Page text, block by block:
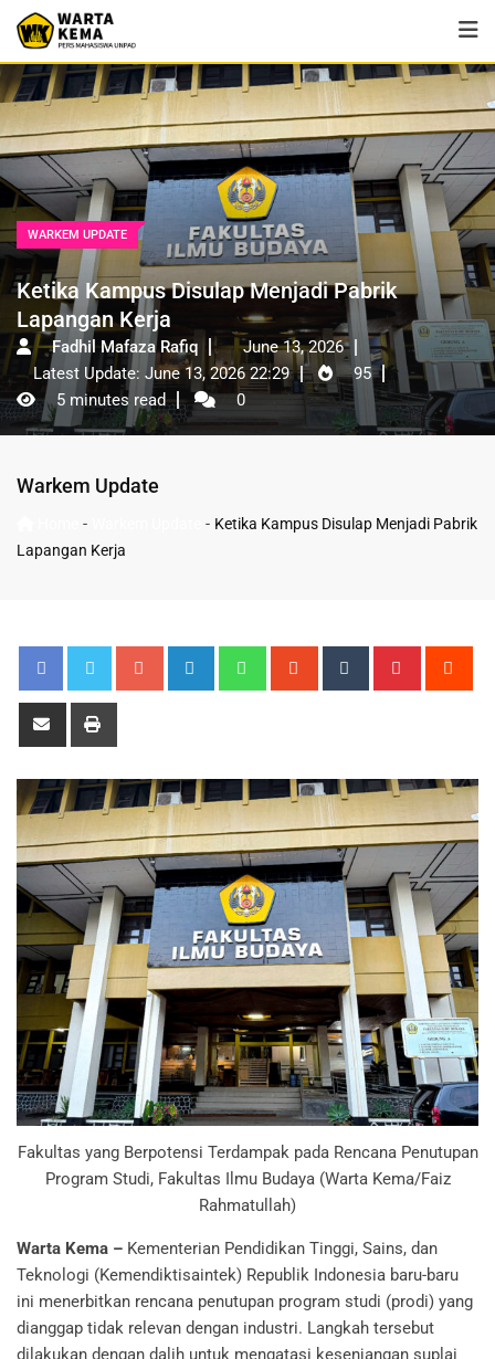
WARKEM UPDATE
Ketika Kampus Disulap Menjadi Pabrik
Lapangan Kerja
Fadhil Mafaza Rafiq
June 13, 2026
Latest Update: June 13, 2026 22:29
95
5 minutes read
0
Warkem Update
- - Ketika Kampus Disulap Menjadi Pabrik
Lapangan Kerja
Fakultas yang Berpotensi Terdampak pada Rencana Penutupan
Program Studi, Fakultas Ilmu Budaya (Warta Kema/Faiz
Rahmatullah)
Warta Kema – Kementerian Pendidikan Tinggi, Sains, dan
Teknologi (Kemendiktisaintek) Republik Indonesia baru-baru
ini menerbitkan rencana penutupan program studi (prodi) yang
dianggap tidak relevan dengan industri. Langkah tersebut
dilakukan dengan dalih untuk mengatasi kesenjangan suplai